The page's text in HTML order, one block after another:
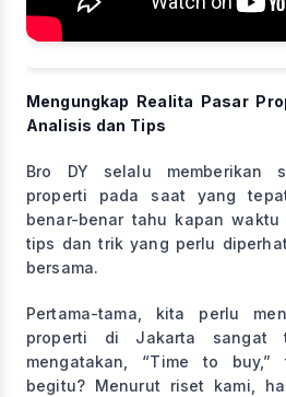
Mengungkap Realita Pasar
Analisis dan Tips
Bro DY selalu memberikan
properti pada saat yang
benar-benar tahu kapan
tips dan trik yang perlu
bersama.
Pertama-tama, kita perlu
properti di Jakarta sangat
mengatakan, “Time to
begitu? Menurut riset kami,